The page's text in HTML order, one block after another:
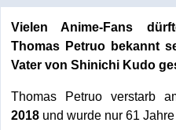
Vielen Anime-Fans
Thomas Petruo bekannt
Vater von Shinichi Kudo
Thomas Petruo verstarb
2018und wurde nur 61 Jahre